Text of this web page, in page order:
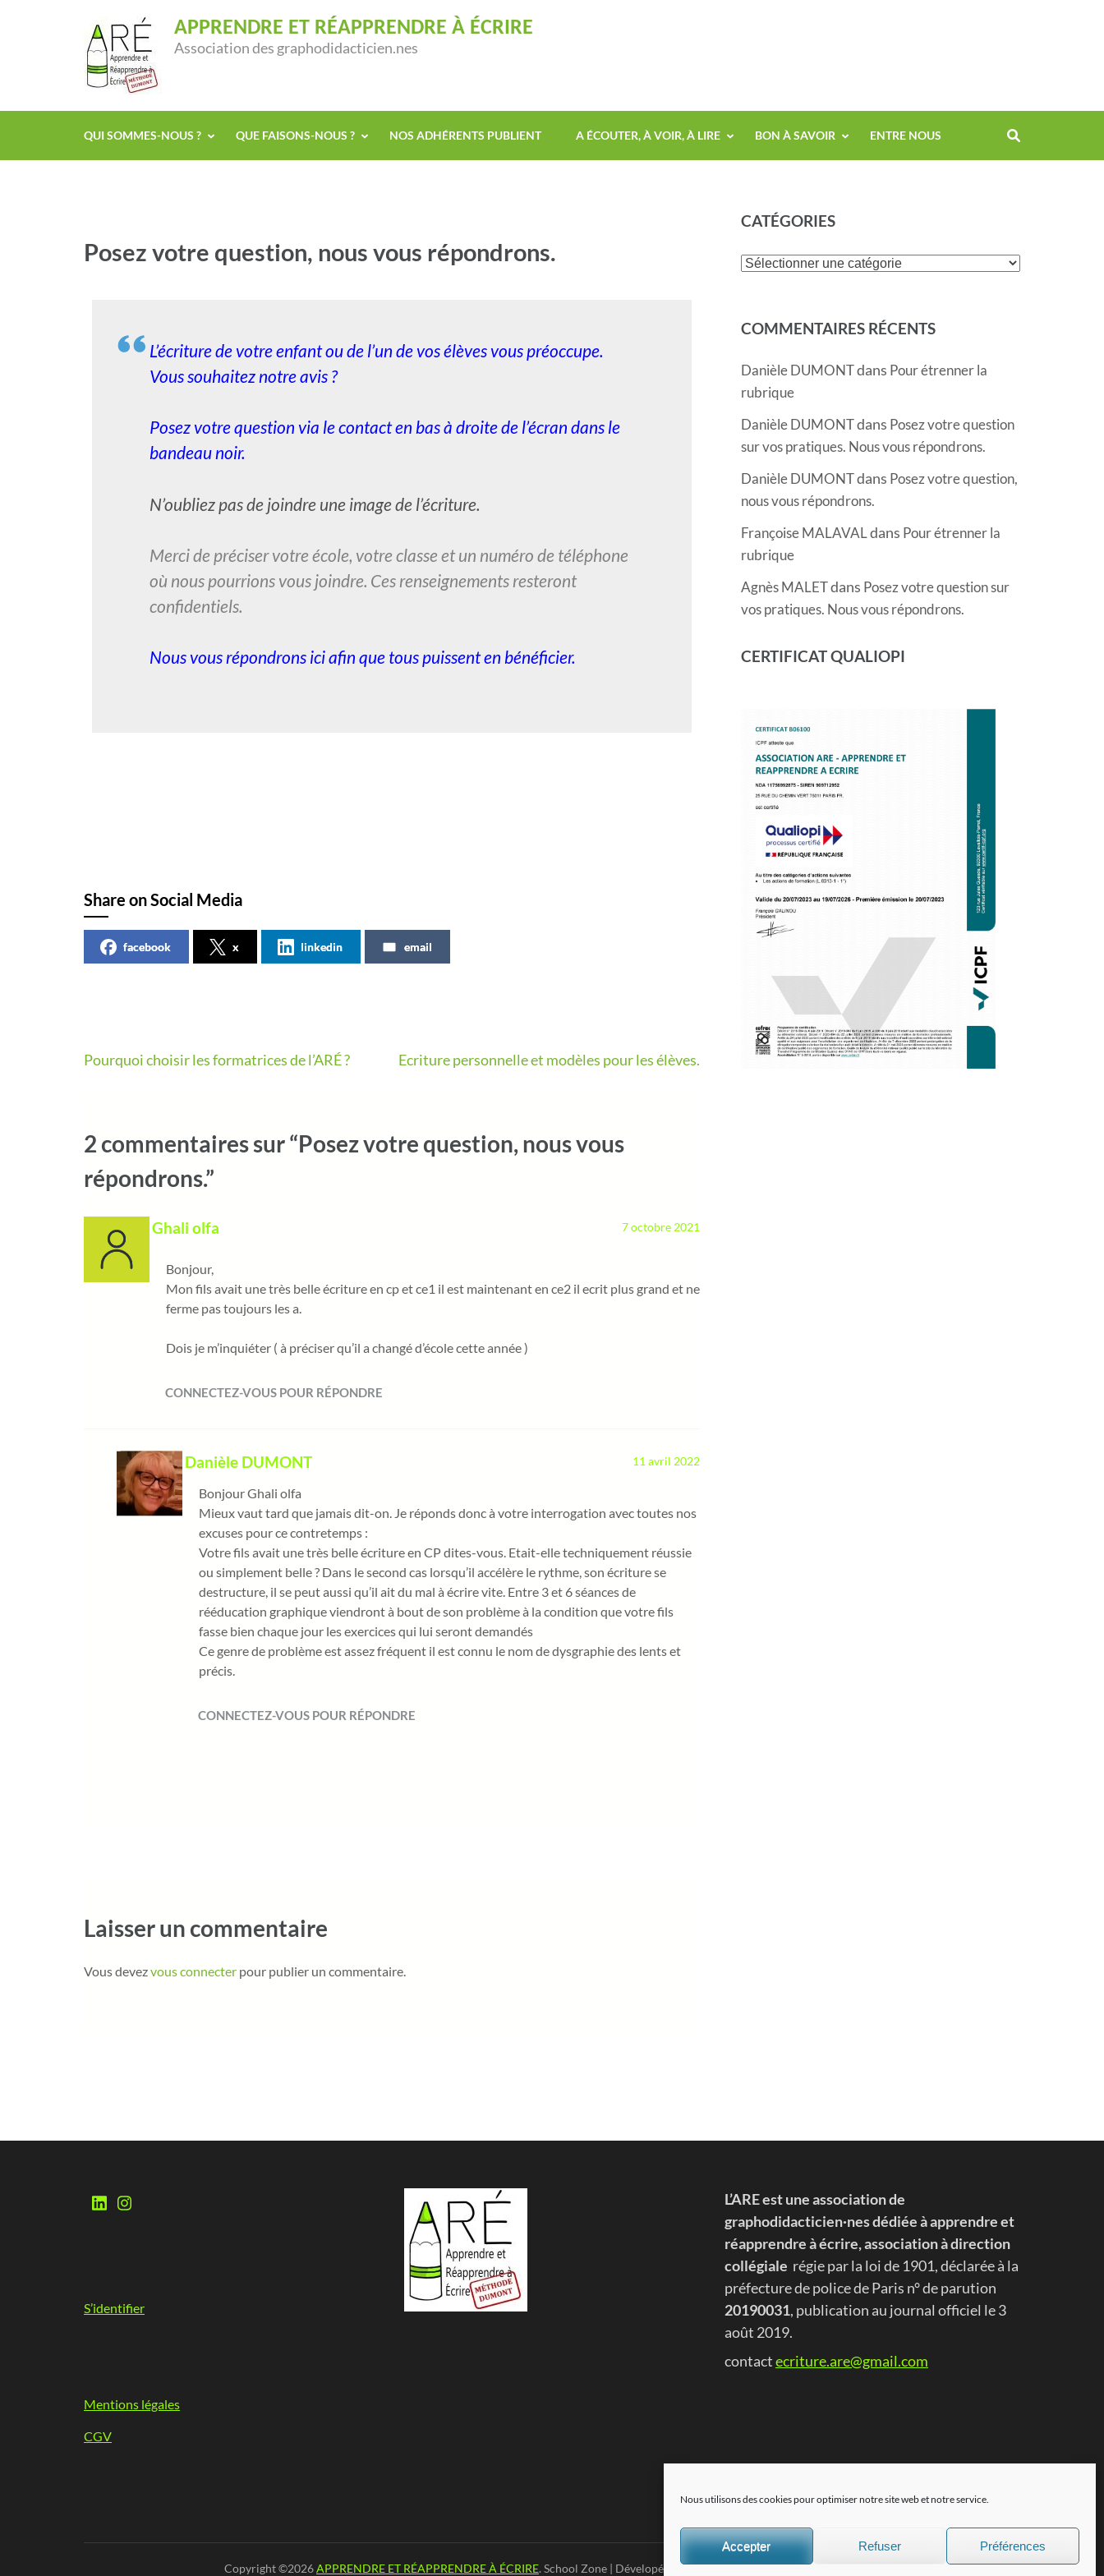
Nous utilisons des cookies pour optimiser notre site web et notre service.
Accepter Refuser Préférences
APPRENDRE ET RÉAPPRENDRE À ÉCRIRE
Association des graphodidacticien.nes
QUI SOMMES-NOUS ? QUE FAISONS-NOUS ? NOS ADHÉRENTS PUBLIENT A ÉCOUTER, À VOIR, À LIRE BON À SAVOIR ENTRE NOUS
Posez votre question, nous vous répondrons.
L’écriture de votre enfant ou de l’un de vos élèves vous préoccupe.
Vous souhaitez notre avis ?
Posez votre question via le contact en bas à droite de l’écran dans le
bandeau noir.
N’oubliez pas de joindre une image de l’écriture.
Merci de préciser votre école, votre classe et un numéro de téléphone
où nous pourrions vous joindre. Ces renseignements resteront
confidentiels.
Nous vous répondrons ici afin que tous puissent en bénéficier.
Share on Social Media
facebook x linkedin email
Pourquoi choisir les formatrices de l’ARÉ ? Ecriture personnelle et modèles pour les élèves.
2 commentaires sur “Posez votre question, nous vous
répondrons.”
Ghali olfa 7 octobre 2021
Bonjour,
Mon fils avait une très belle écriture en cp et ce1 il est maintenant en ce2 il ecrit plus grand et ne
ferme pas toujours les a.
Dois je m’inquiéter ( à préciser qu’il a changé d’école cette année )
CONNECTEZ-VOUS POUR RÉPONDRE
Danièle DUMONT 11 avril 2022
Bonjour Ghali olfa
Mieux vaut tard que jamais dit-on. Je réponds donc à votre interrogation avec toutes nos
excuses pour ce contretemps :
Votre fils avait une très belle écriture en CP dites-vous. Etait-elle techniquement réussie
ou simplement belle ? Dans le second cas lorsqu’il accélère le rythme, son écriture se
destructure, il se peut aussi qu’il ait du mal à écrire vite. Entre 3 et 6 séances de
rééducation graphique viendront à bout de son problème à la condition que votre fils
fasse bien chaque jour les exercices qui lui seront demandés
Ce genre de problème est assez fréquent il est connu le nom de dysgraphie des lents et
précis.
CONNECTEZ-VOUS POUR RÉPONDRE
Laisser un commentaire
Vous devezvous connecter pour publier un commentaire.
CATÉGORIES
COMMENTAIRES RÉCENTS
Danièle DUMONTdans Pour étrenner la
rubrique
Danièle DUMONTdans Posez votre question
sur vos pratiques. Nous vous répondrons.
Danièle DUMONTdans Posez votre question,
nous vous répondrons.
Françoise MALAVALdans Pour étrenner la
rubrique
Agnès MALETdans Posez votre question sur
vos pratiques. Nous vous répondrons.
CERTIFICAT QUALIOPI
S’identifier
Mentions légales
CGV
L’ARE est une association de
graphodidacticien·nes dédiée à apprendre et
réapprendre à écrire, association à direction
collégiale régie par la loi de 1901, déclarée à la
préfecture de police de Paris n° de parution
20190031, publication au journal officiel le 3
août 2019.
contactecriture.are@gmail.com
Copyright ©2026APPRENDRE ET RÉAPPRENDRE À ÉCRIRE. School Zone | Dévelopé parThème Rara. Propulsé par